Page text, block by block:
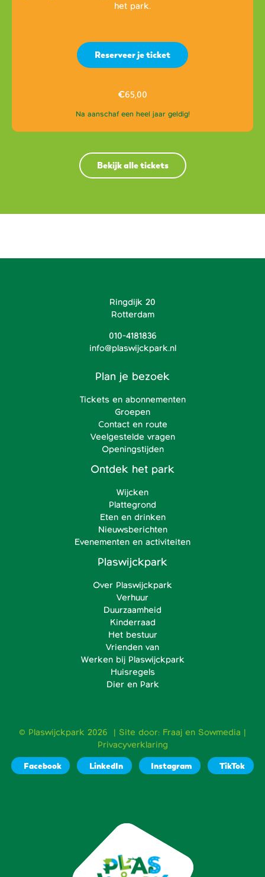
het park.
Reserveer je ticket
€65,00
Na aanschaf een heel jaar geldig!
Bekijk alle tickets
Ringdijk 20
Rotterdam
010-4181836
info@plaswijckpark.nl
Plan je bezoek
Tickets en abonnementen
Groepen
Contact en route
Veelgestelde vragen
Openingstijden
Ontdek het park
Wijcken
Plattegrond
Eten en drinken
Nieuwsberichten
Evenementen en activiteiten
Plaswijckpark
Over Plaswijckpark
Verhuur
Duurzaamheid
Kinderraad
Het bestuur
Vrienden van
Werken bij Plaswijckpark
Huisregels
Dier en Park
© Plaswijckpark 2026 | Site door: Fraaj en Sowmedia |
Privacyverklaring
Facebook
LinkedIn Instagram TikTok